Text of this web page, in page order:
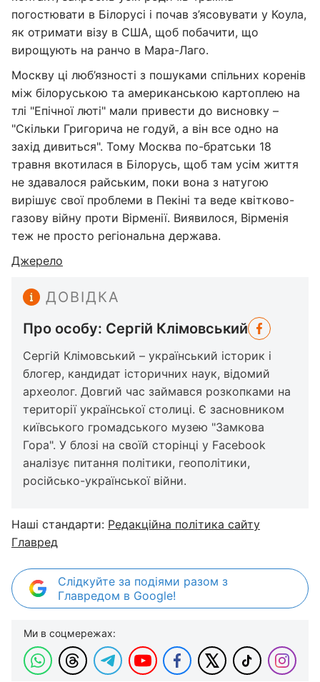
погостювати в Білорусі і почав з’ясовувати у Коула,
як отримати візу в США, щоб побачити, що
вирощують на ранчо в Мара-Лаго.
Москву ці люб’язності з пошуками спільних коренів
між білоруською та американською картоплею на
тлі "Епічної люті" мали привести до висновку –
"Скільки Григорича не годуй, а він все одно на
захід дивиться". Тому Москва по-братськи 18
травня вкотилася в Білорусь, щоб там усім життя
не здавалося райським, поки вона з натугою
вирішує свої проблеми в Пекіні та веде квітково-
газову війну проти Вірменії. Виявилося, Вірменія
теж не просто регіональна держава.
Джерело
ДОВІДКА
Про особу: Сергій Клімовський
Сергій Клімовський – український історик і
блогер, кандидат історичних наук, відомий
археолог. Довгий час займався розкопками на
території української столиці. Є засновником
київського громадського музею "Замкова
Гора". У блозі на своїй сторінці у Facebook
аналізує питання політики, геополітики,
російсько-української війни.
Наші стандарти: Редакційна політика сайту
Главред
Слідкуйте за подіями разом з
Главредом в Google!
Ми в соцмережах: